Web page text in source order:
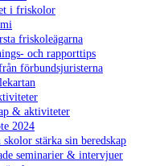
i friskolor
friskoleägarna
och rapporttips
förbundsjuristerna
& aktiviteter
2024
skolor stärka sin beredskap
seminarier & intervjuer